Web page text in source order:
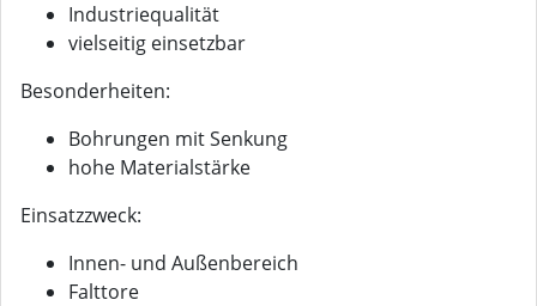
Industriequalität
vielseitig einsetzbar
Besonderheiten:
Bohrungen mit Senkung
hohe Materialstärke
Einsatzzweck:
Innen- und Außenbereich
Falttore